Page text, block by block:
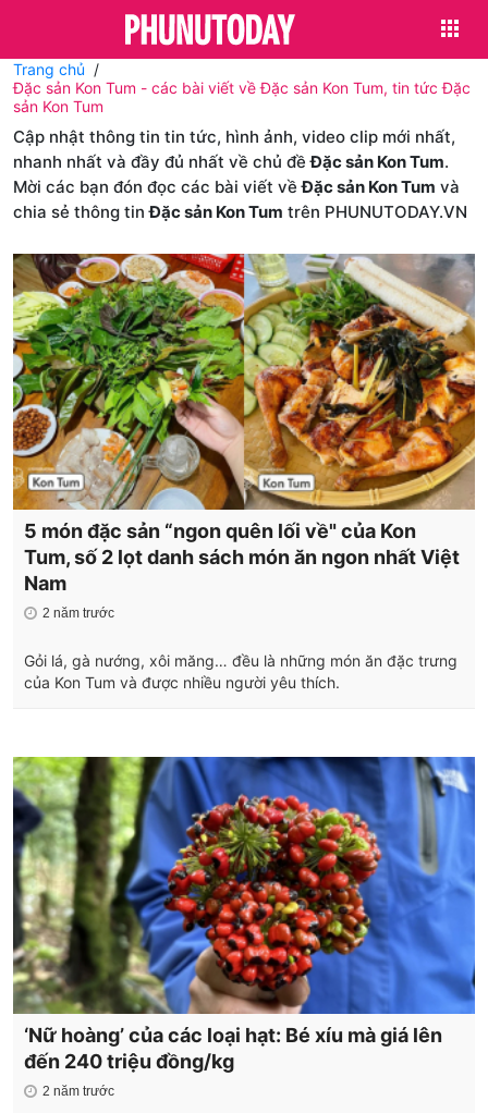
Trang chủ
Đặc sản Kon Tum - các bài viết về Đặc sản Kon Tum, tin tức Đặc
sản Kon Tum
Cập nhật thông tin tin tức, hình ảnh, video clip mới nhất,
nhanh nhất và đầy đủ nhất về chủ đềĐặc sản Kon Tum.
Mời các bạn đón đọc các bài viết vềĐặc sản Kon Tum và
chia sẻ thông tinĐặc sản Kon Tum trên PHUNUTODAY.VN
5 món đặc sản “ngon quên lối về" của Kon
Tum, số 2 lọt danh sách món ăn ngon nhất Việt
Nam
2 năm trước
Gỏi lá, gà nướng, xôi măng… đều là những món ăn đặc trưng
của Kon Tum và được nhiều người yêu thích.
‘Nữ hoàng’ của các loại hạt: Bé xíu mà giá lên
đến 240 triệu đồng/kg
2 năm trước